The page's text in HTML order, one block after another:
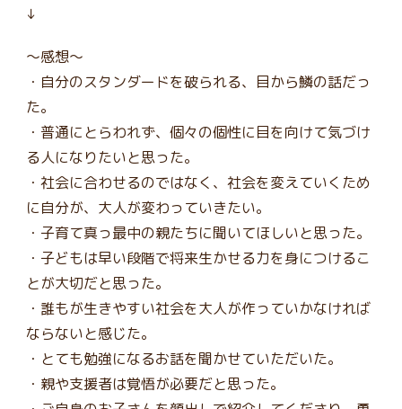
↓
～感想～
・自分のスタンダードを破られる、目から鱗の話だっ
た。
・普通にとらわれず、個々の個性に目を向けて気づけ
る人になりたいと思った。
・社会に合わせるのではなく、社会を変えていくため
に自分が、大人が変わっていきたい。
・子育て真っ最中の親たちに聞いてほしいと思った。
・子どもは早い段階で将来生かせる力を身につけるこ
とが大切だと思った。
・誰もが生きやすい社会を大人が作っていかなければ
ならないと感じた。
・とても勉強になるお話を聞かせていただいた。
・親や支援者は覚悟が必要だと思った。